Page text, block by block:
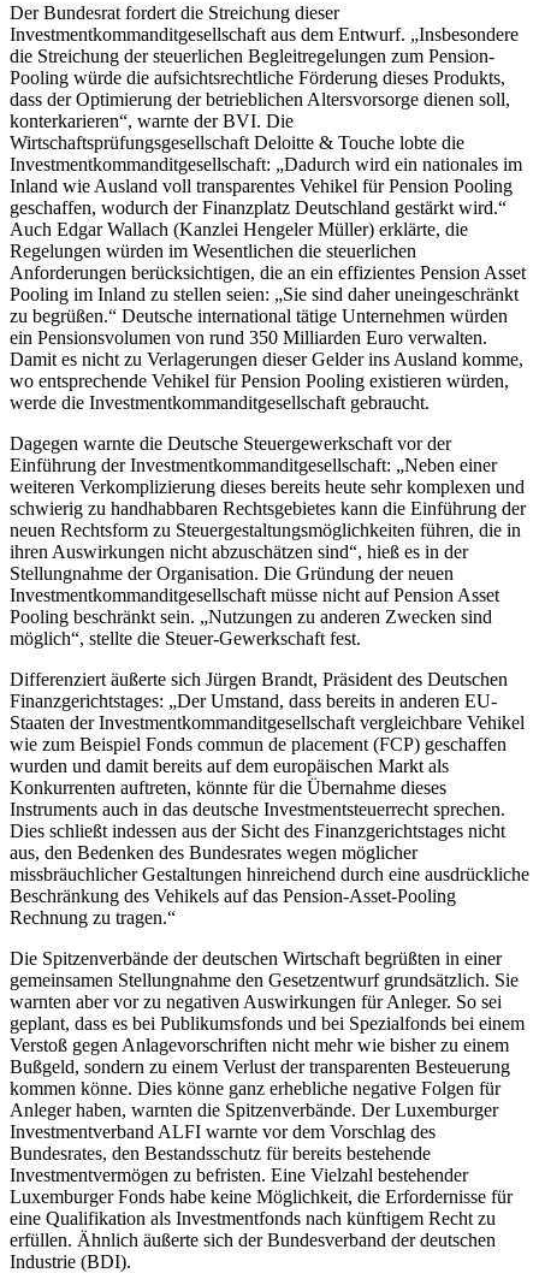
Der Bundesrat fordert die Streichung dieser
Investmentkommanditgesellschaft aus dem Entwurf. „Insbesondere
die Streichung der steuerlichen Begleitregelungen zum Pension-
Pooling würde die aufsichtsrechtliche Förderung dieses Produkts,
dass der Optimierung der betrieblichen Altersvorsorge dienen soll,
konterkarieren“, warnte der BVI. Die
Wirtschaftsprüfungsgesellschaft Deloitte & Touche lobte die
Investmentkommanditgesellschaft: „Dadurch wird ein nationales im
Inland wie Ausland voll transparentes Vehikel für Pension Pooling
geschaffen, wodurch der Finanzplatz Deutschland gestärkt wird.“
Auch Edgar Wallach (Kanzlei Hengeler Müller) erklärte, die
Regelungen würden im Wesentlichen die steuerlichen
Anforderungen berücksichtigen, die an ein effizientes Pension Asset
Pooling im Inland zu stellen seien: „Sie sind daher uneingeschränkt
zu begrüßen.“ Deutsche international tätige Unternehmen würden
ein Pensionsvolumen von rund 350 Milliarden Euro verwalten.
Damit es nicht zu Verlagerungen dieser Gelder ins Ausland komme,
wo entsprechende Vehikel für Pension Pooling existieren würden,
werde die Investmentkommanditgesellschaft gebraucht.
Dagegen warnte die Deutsche Steuergewerkschaft vor der
Einführung der Investmentkommanditgesellschaft: „Neben einer
weiteren Verkomplizierung dieses bereits heute sehr komplexen und
schwierig zu handhabbaren Rechtsgebietes kann die Einführung der
neuen Rechtsform zu Steuergestaltungsmöglichkeiten führen, die in
ihren Auswirkungen nicht abzuschätzen sind“, hieß es in der
Stellungnahme der Organisation. Die Gründung der neuen
Investmentkommanditgesellschaft müsse nicht auf Pension Asset
Pooling beschränkt sein. „Nutzungen zu anderen Zwecken sind
möglich“, stellte die Steuer-Gewerkschaft fest.
Differenziert äußerte sich Jürgen Brandt, Präsident des Deutschen
Finanzgerichtstages: „Der Umstand, dass bereits in anderen EU-
Staaten der Investmentkommanditgesellschaft vergleichbare Vehikel
wie zum Beispiel Fonds commun de placement (FCP) geschaffen
wurden und damit bereits auf dem europäischen Markt als
Konkurrenten auftreten, könnte für die Übernahme dieses
Instruments auch in das deutsche Investmentsteuerrecht sprechen.
Dies schließt indessen aus der Sicht des Finanzgerichtstages nicht
aus, den Bedenken des Bundesrates wegen möglicher
missbräuchlicher Gestaltungen hinreichend durch eine ausdrückliche
Beschränkung des Vehikels auf das Pension-Asset-Pooling
Rechnung zu tragen.“
Die Spitzenverbände der deutschen Wirtschaft begrüßten in einer
gemeinsamen Stellungnahme den Gesetzentwurf grundsätzlich. Sie
warnten aber vor zu negativen Auswirkungen für Anleger. So sei
geplant, dass es bei Publikumsfonds und bei Spezialfonds bei einem
Verstoß gegen Anlagevorschriften nicht mehr wie bisher zu einem
Bußgeld, sondern zu einem Verlust der transparenten Besteuerung
kommen könne. Dies könne ganz erhebliche negative Folgen für
Anleger haben, warnten die Spitzenverbände. Der Luxemburger
Investmentverband ALFI warnte vor dem Vorschlag des
Bundesrates, den Bestandsschutz für bereits bestehende
Investmentvermögen zu befristen. Eine Vielzahl bestehender
Luxemburger Fonds habe keine Möglichkeit, die Erfordernisse für
eine Qualifikation als Investmentfonds nach künftigem Recht zu
erfüllen. Ähnlich äußerte sich der Bundesverband der deutschen
Industrie (BDI).